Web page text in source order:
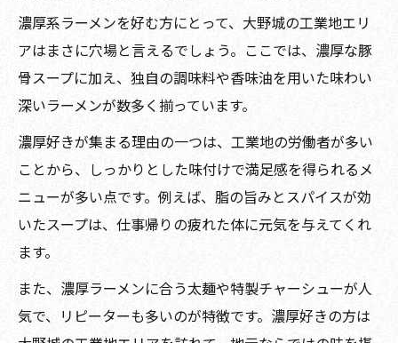
濃厚系ラーメンを好む方にとって、大野城の工業地エリ
アはまさに穴場と言えるでしょう。ここでは、濃厚な豚
骨スープに加え、独自の調味料や香味油を用いた味わい
深いラーメンが数多く揃っています。
濃厚好きが集まる理由の一つは、工業地の労働者が多い
ことから、しっかりとした味付けで満足感を得られるメ
ニューが多い点です。例えば、脂の旨みとスパイスが効
いたスープは、仕事帰りの疲れた体に元気を与えてくれ
ます。
また、濃厚ラーメンに合う太麺や特製チャーシューが人
気で、リピーターも多いのが特徴です。濃厚好きの方は